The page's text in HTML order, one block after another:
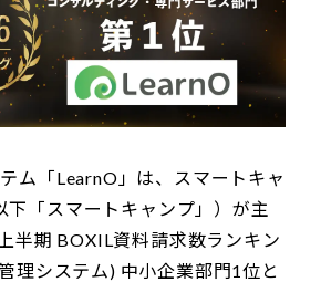
ム「LearnO」は、スマートキャ
下「スマートキャンプ」）が主
半期 BOXIL資料請求数ランキン
理システム) 中小企業部門1位と